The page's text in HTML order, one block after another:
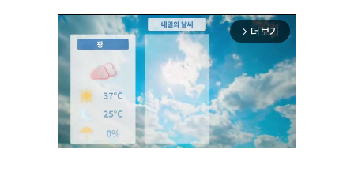
arrow_forward_ios 더보기